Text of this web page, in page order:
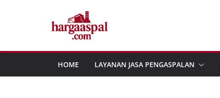
HOME LAYANAN JASA PENGASPALAN